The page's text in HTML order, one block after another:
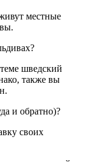
местные
шведский
также вы
и обратно)?
своих